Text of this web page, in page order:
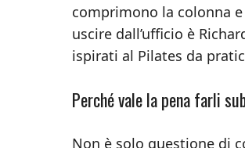
comprimono la colonna
uscire dall’ufficio è
ispirati al Pilates da
Perché vale la pena farli
Non è solo questione di